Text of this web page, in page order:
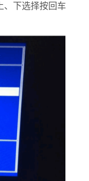
、下选择按回车